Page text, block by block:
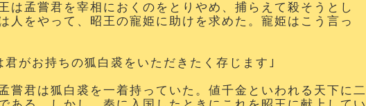
は孟嘗君を宰相におくのをとりやめ、捕らえて殺そうとし
人をやって、昭王の寵姫に助けを求めた。寵姫はこう言っ
君がお持ちの狐白裘をいただきたく存じます｣
嘗君は狐白裘を一着持っていた。値千金といわれる天下に二